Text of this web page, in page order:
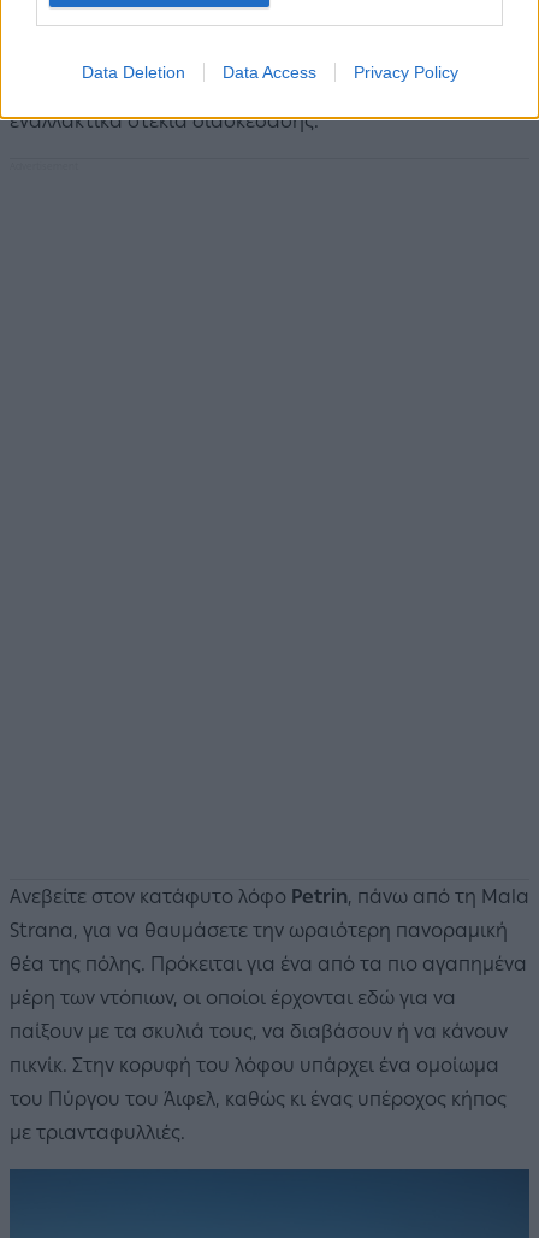
Data Deletion Data Access Privacy Policy
θα ανακαλύψετε ατελιέ Τσέχων σχεδιαστών και
εναλλακτικά στέκια διασκέδασης.
Ανεβείτε στον κατάφυτο λόφο Petrin, πάνω από τη Mala
Strana, για να θαυμάσετε την ωραιότερη πανοραμική
θέα της πόλης. Πρόκειται για ένα από τα πιο αγαπημένα
μέρη των ντόπιων, οι οποίοι έρχονται εδώ για να
παίξουν με τα σκυλιά τους, να διαβάσουν ή να κάνουν
πικνίκ. Στην κορυφή του λόφου υπάρχει ένα ομοίωμα
του Πύργου του Άιφελ, καθώς κι ένας υπέροχος κήπος
με τριανταφυλλιές.